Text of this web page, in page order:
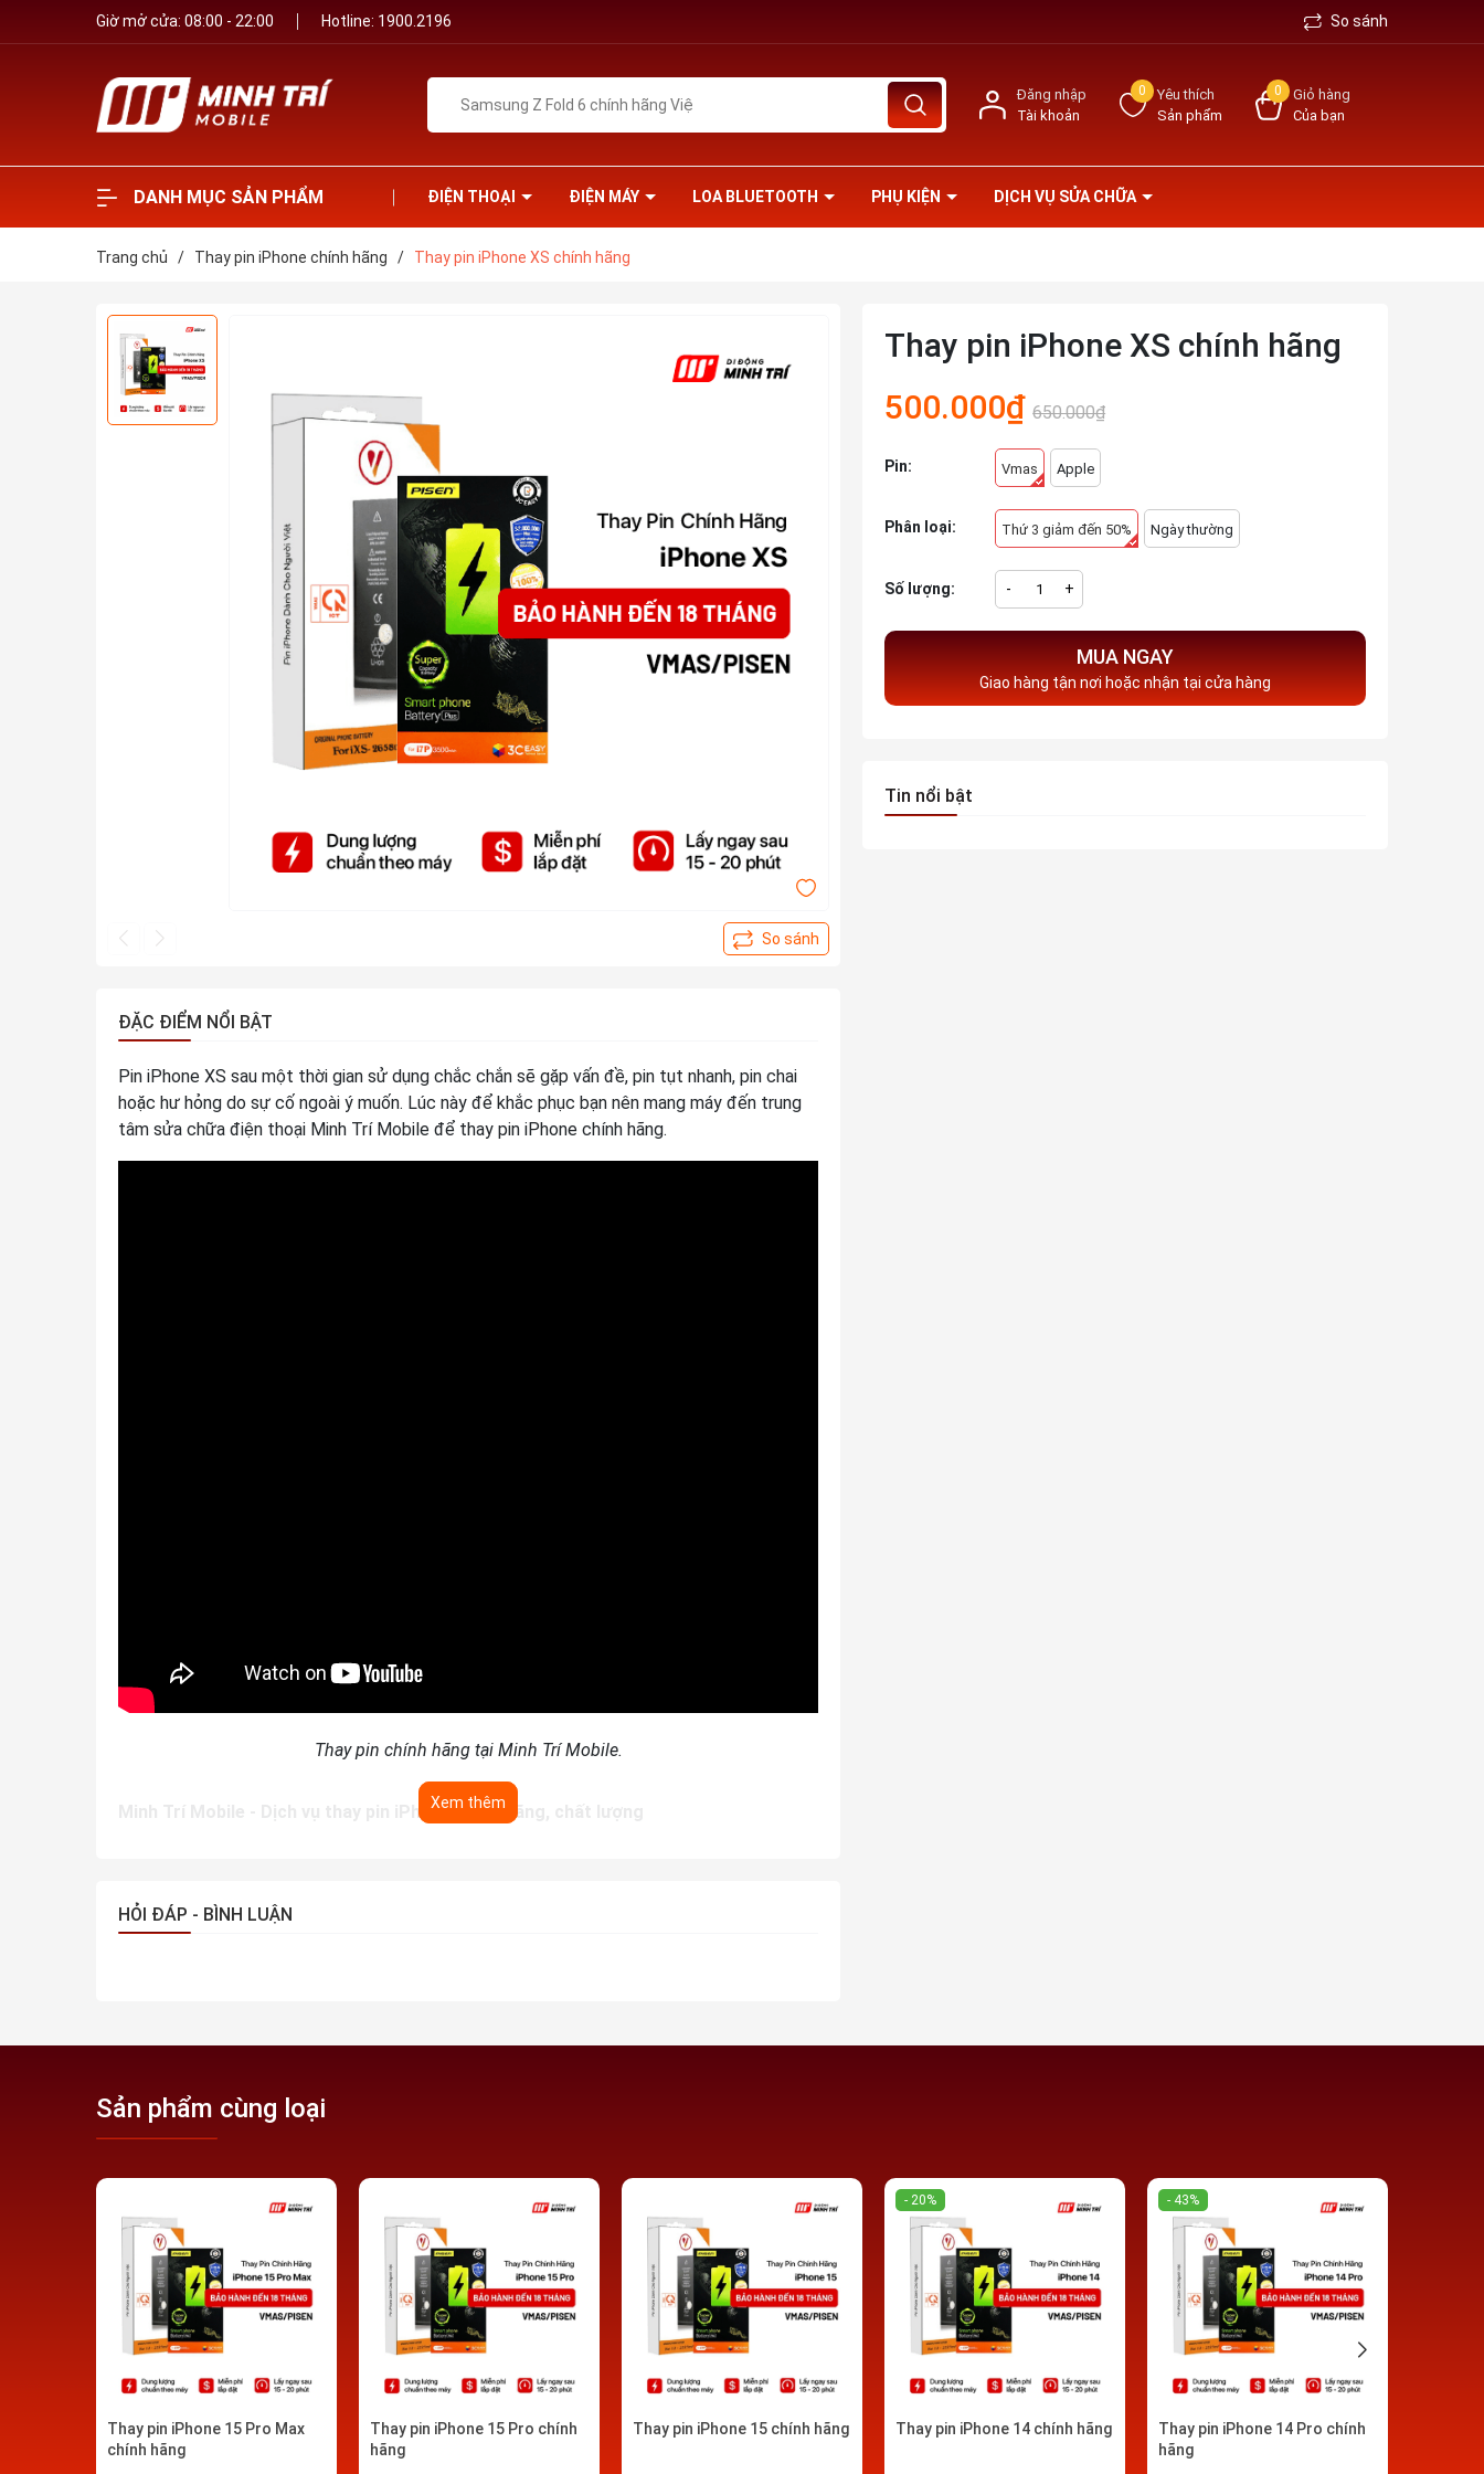
Giờ mở cửa: 08:00 - 22:00 Hotline: 1900.2196 So sánh
Đăng nhập
Tài khoản
0
Yêu thích
Sản phẩm
0
Giỏ hàng
Của bạn
DANH MỤC SẢN PHẨM ĐIỆN THOẠI ĐIỆN MÁY LOA BLUETOOTH PHỤ KIỆN DỊCH VỤ SỬA CHỮA
Trang chủ / Thay pin iPhone chính hãng / Thay pin iPhone XS chính hãng
ĐẶC ĐIỂM NỔI BẬT
Pin iPhone XS sau một thời gian sử dụng chắc chắn sẽ gặp vấn đề, pin tụt nhanh, pin chai
hoặc hư hỏng do sự cố ngoài ý muốn. Lúc này để khắc phục bạn nên mang máy đến trung
tâm sửa chữa điện thoại Minh Trí Mobile để thay pin iPhone chính hãng.
Thay pin chính hãng tại Minh Trí Mobile.
Minh Trí Mobile - Dịch vụ thay pin iPhone chính hãng, chất lượng
đảm bảo an toàn chuẩn xác. Nếu bạn đang gặp vấn đề hư hỏng trên điện thoại iPhone thì
hãy nhanh chóng mang máy đến trung tâm để được khắc phục.
Thay pin iPhone chính hãng lấy ngay tại Hải Phòng
Xem thêm
HỎI ĐÁP - BÌNH LUẬN
Thay pin iPhone XS chính hãng
500.000₫ 650.000₫
Pin: Vmas Apple
Phân loại: Thứ 3 giảm đến 50% Ngày thường
Số lượng: - +
MUA NGAY
Giao hàng tận nơi hoặc nhận tại cửa hàng
Tin nổi bật
Sản phẩm cùng loại
Thay pin iPhone 15 Pro Max
chính hãng
Thay pin iPhone 15 Pro chính
hãng
Thay pin iPhone 15 chính hãng
- 20%
Thay pin iPhone 14 chính hãng
- 43%
Thay pin iPhone 14 Pro chính
hãng